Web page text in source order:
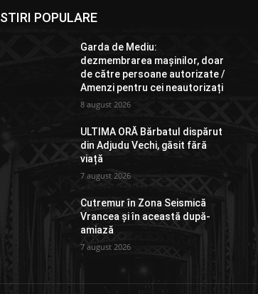
STIRI POPULARE
Garda de Mediu:
dezmembrarea mașinilor, doar
de către persoane autorizate /
Amenzi pentru cei neautorizați
8 august 2026
ULTIMA ORĂ Bărbatul dispărut
din Adjudu Vechi, găsit fără
viață
7 august 2026
Cutremur în Zona Seismică
Vrancea și în această după-
amiază
7 august 2026